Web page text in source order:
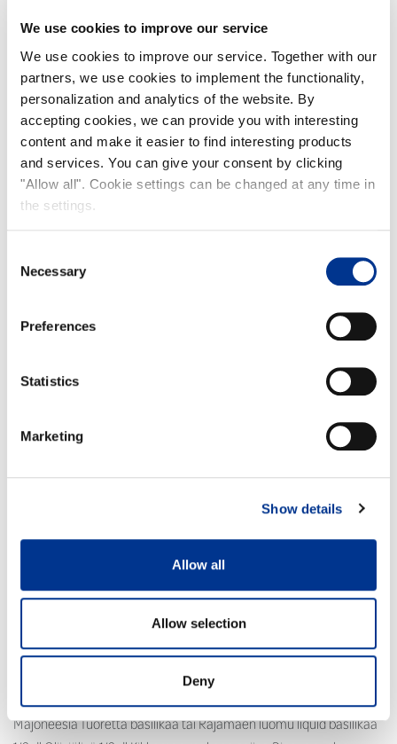
We use cookies to improve our service
We use cookies to improve our service. Together with our
partners, we use cookies to implement the functionality,
personalization and analytics of the website. By
accepting cookies, we can provide you with interesting
content and make it easier to find interesting products
and services. You can give your consent by clicking
"Allow all". Cookie settings can be changed at any time in
the settings.
Selection
Necessary
Preferences
Statistics
Marketing
Show details
Allow all
Allow selection
Deny
Lue lisää …
Soijatempe ’BLT’ sandwich
Hyvää rapeakuorista leipää 2 isoa kypsää tomaattia 1 pkt tempeä
4 kpl rapeaa romaine tms. salaatinlehteä Dijon sinappia
Majoneesia Tuoretta basilikaa tai Rajamäen luomu liquid basilikaa